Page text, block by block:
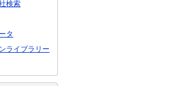
検索
タ
ライブラリー